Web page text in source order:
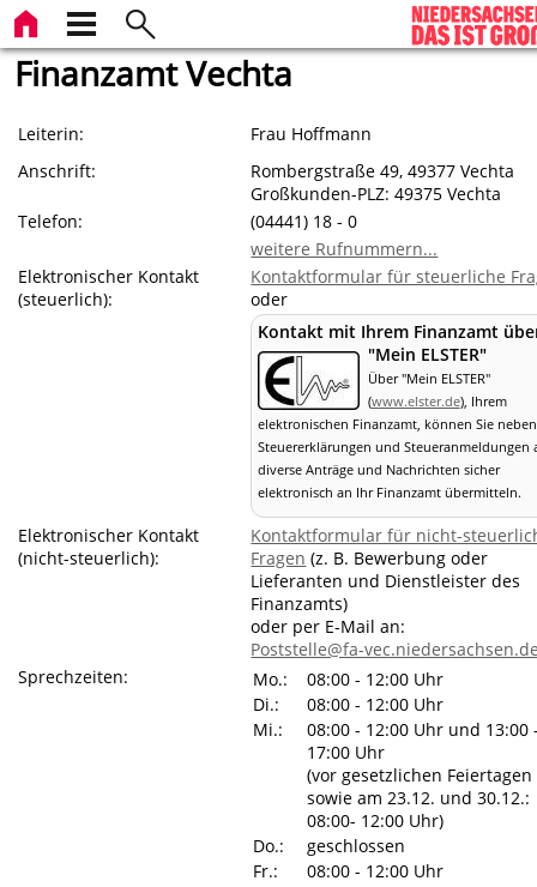
Finanzamt Vechta
Leiterin:
Frau Hoffmann
Anschrift:
Rombergstraße 49, 49377 Vechta
Großkunden-PLZ: 49375 Vechta
Telefon:
(04441) 18 - 0
weitere Rufnummern...
Elektronischer Kontakt
(steuerlich):
Kontaktformular für steuerliche
oder
Kontakt mit Ihrem Finanzamt
"Mein ELSTER"
Über "Mein ELSTER"
(www.elster.de), Ihrem
elektronischen Finanzamt, können Sie neben
Steuererklärungen und Steueranmeldungen
diverse Anträge und Nachrichten sicher
elektronisch an Ihr Finanzamt übermitteln.
Elektronischer Kontakt
(nicht-steuerlich):
Kontaktformular für nicht-
Fragen (z. B. Bewerbung oder
Lieferanten und Dienstleister des
Finanzamts)
oder per E-Mail an:
Poststelle@fa-
Sprechzeiten:
Mo.:
08:00 - 12:00 Uhr
Di.:
08:00 - 12:00 Uhr
Mi.:
08:00 - 12:00 Uhr und 13:00
17:00 Uhr
(vor gesetzlichen Feiertagen
sowie am 23.12. und 30.12.:
08:00- 12:00 Uhr)
Do.:
geschlossen
Fr.:
08:00 - 12:00 Uhr